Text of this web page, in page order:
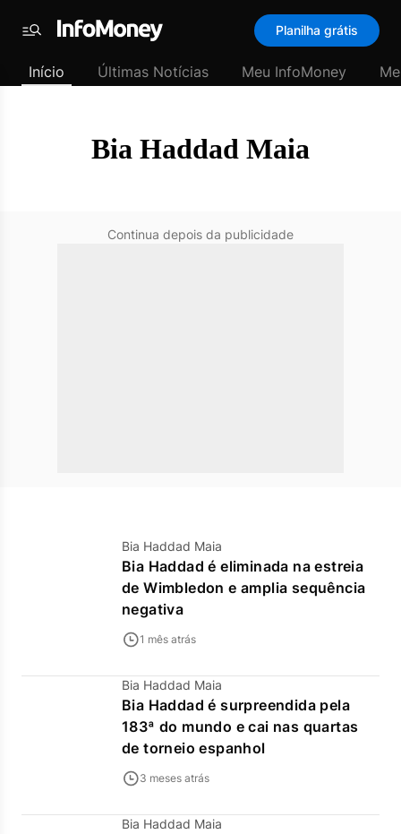
Padrão
Últimas
Menu
Planilha grátis
Início Últimas Notícias Meu InfoMoney
Bia Haddad Maia
Continua depois da publicidade
Bia Haddad Maia
Bia Haddad é eliminada na estreia
de Wimbledon e amplia sequência
negativa
1 mês atrás
Bia Haddad Maia
Bia Haddad é surpreendida pela
183ª do mundo e cai nas quartas
de torneio espanhol
3 meses atrás
Bia Haddad Maia